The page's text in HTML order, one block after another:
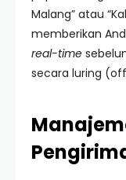
Malang” atau
memberikan
real-time
secara luring